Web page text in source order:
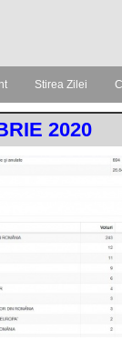
Stirea Zilei
2020